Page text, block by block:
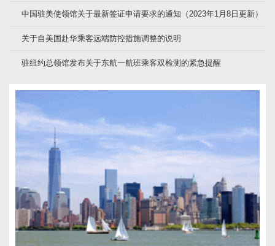
中国驻美使领馆关于最新签证申请要求的通知（2023年1月8日更新）
关于自美国赴华乘客远端防控措施调整的说明
驻纽约总领馆发布关于东航一航班乘客双检测的紧急提醒